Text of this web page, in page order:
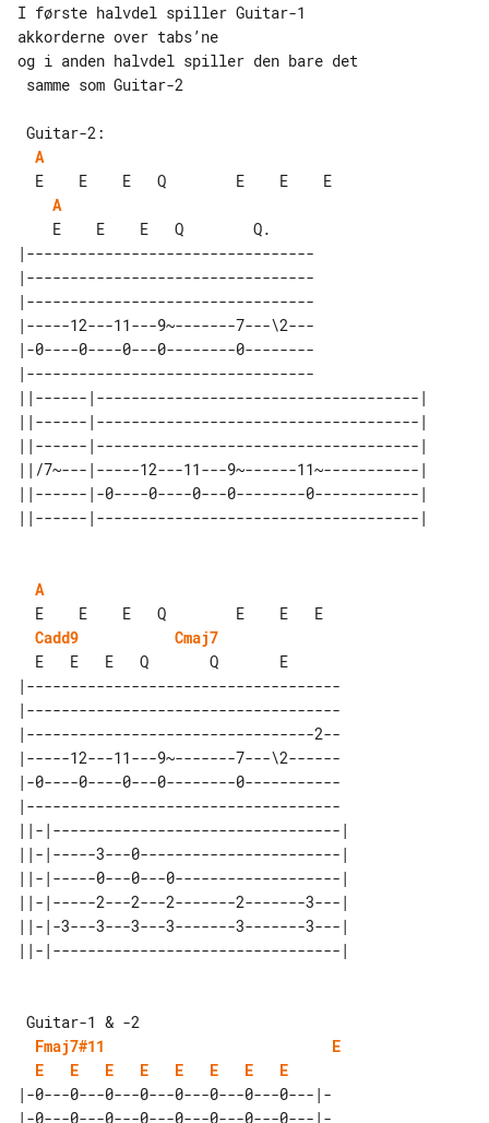
I første halvdel spiller Guitar-1
akkorderne over tabs’ne
og i anden halvdel spiller den bare det
A
A
|---------------------------------
|---------------------------------
|---------------------------------
|-----12---11---9~-------7---\2---
|-0----0----0---0--------0--------
|---------------------------------
||------|-------------------------------------|
||------|-------------------------------------|
||------|-------------------------------------|
||/7~---|-----12---11---9~------11~-----------|
||------|-0----0----0---0--------0------------|
A
Cadd9
Cmaj7
|------------------------------------
|------------------------------------
|---------------------------------2--
|-----12---11---9~-------7---\2------
|-0----0----0---0--------0-----------
|------------------------------------
||-|---------------------------------|
||-|-----3---0-----------------------|
||-|-----0---0---0-------------------|
||-|-----2---2---2-------2-------3---|
||-|-3---3---3---3-------3-------3---|
Fmaj7#11
E
E
E E E E E E
E
|-0---0---0---0---0---0---0---0---|-
|-0---0---0---0---0---0---0---0---|-